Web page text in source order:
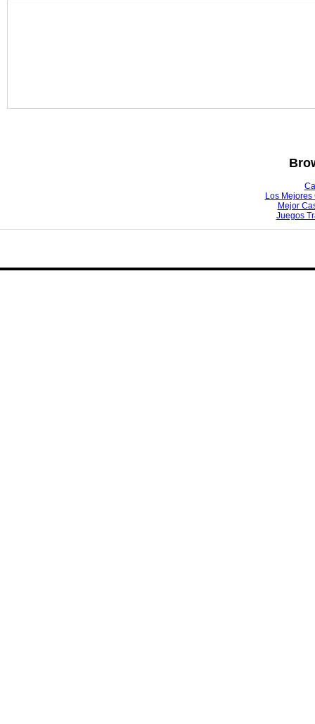
Los Mejores
Mejor
Juegos